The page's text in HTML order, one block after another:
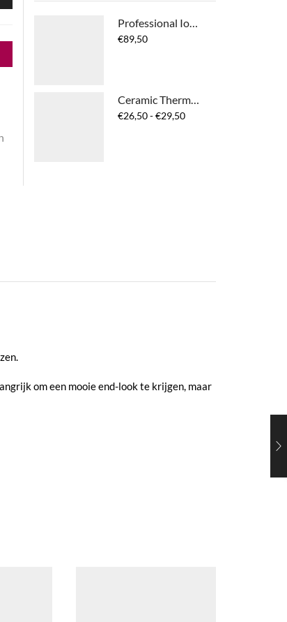
Professional Ionic Hairdryer
€89,50
Ceramic Thermal Round Brush
€26,50 - €29,50Prijsklasse:
om een ​​mooie end-look te krijgen, maar